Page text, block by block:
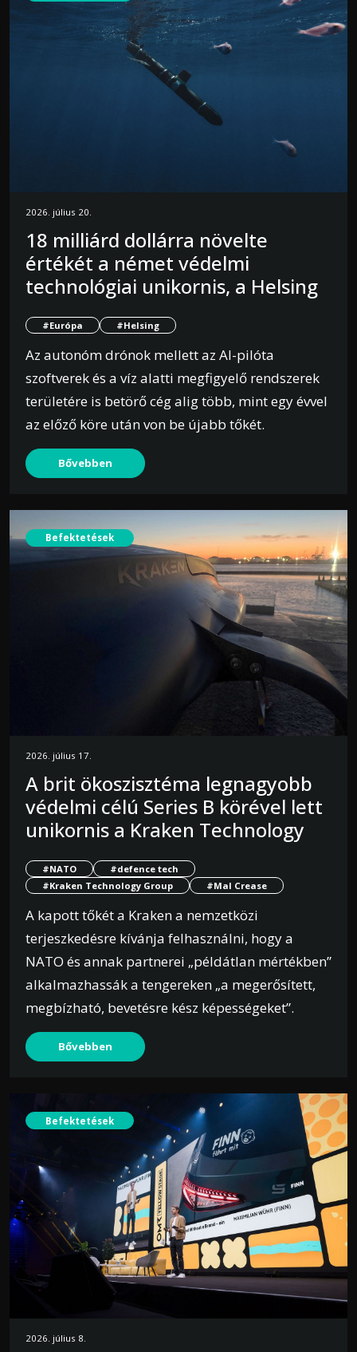
2026. július 20.
18 milliárd dollárra növelte
értékét a német védelmi
technológiai unikornis, a Helsing
#Európa #Helsing
Az autonóm drónok mellett az AI-pilóta
szoftverek és a víz alatti megfigyelő rendszerek
területére is betörő cég alig több, mint egy évvel
az előző köre után von be újabb tőkét.
Bővebben
Befektetések
2026. július 17.
A brit ökoszisztéma legnagyobb
védelmi célú Series B körével lett
unikornis a Kraken Technology
#NATO
#defence tech
#Kraken Technology Group
#Mal Crease
A kapott tőkét a Kraken a nemzetközi
terjeszkedésre kívánja felhasználni, hogy a
NATO és annak partnerei „példátlan mértékben”
alkalmazhassák a tengereken „a megerősített,
megbízható, bevetésre kész képességeket”.
Bővebben
Befektetések
2026. július 8.